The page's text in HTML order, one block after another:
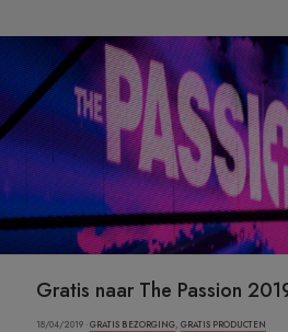
Gratis naar The Passion
18/04/2019 ·GRATIS BEZORGING, GRATIS PRODUCTEN